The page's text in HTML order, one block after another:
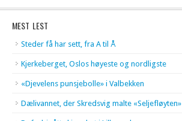
MEST LEST
Steder få har sett, fra A til Å
Kjerkeberget, Oslos høyeste og nordligste
«Djevelens punsjebolle» i Valbekken
Dælivannet, der Skredsvig malte «Seljefløyten»